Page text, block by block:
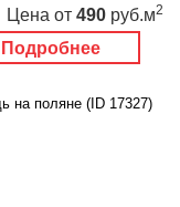
Подробнее
Цена от 490 руб.м2
на поляне (ID 17327)